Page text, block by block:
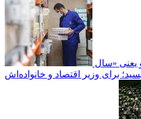
یعنی «سال
برای وزیر اقتصاد و خانواده‌اش